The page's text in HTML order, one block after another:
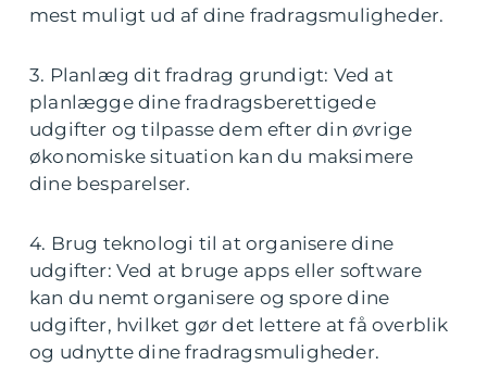
mest muligt ud af dine fradragsmuligheder.
3. Planlæg dit fradrag grundigt: Ved at
planlægge dine fradragsberettigede
udgifter og tilpasse dem efter din øvrige
økonomiske situation kan du maksimere
dine besparelser.
4. Brug teknologi til at organisere dine
udgifter: Ved at bruge apps eller software
kan du nemt organisere og spore dine
udgifter, hvilket gør det lettere at få overblik
og udnytte dine fradragsmuligheder.